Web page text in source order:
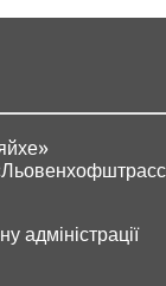
адміністрації